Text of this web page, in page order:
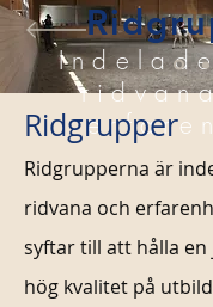
Ridgrupper
Ridgrupperna är
ridvana och
syftar till att hålla en
hög kvalitet på